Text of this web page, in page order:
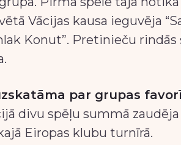
Vācijas kausa ieguvēja
Konut”. Pretinieču
par grupas
divu spēļu summā zaudēja
Eiropas klubu turnīrā.